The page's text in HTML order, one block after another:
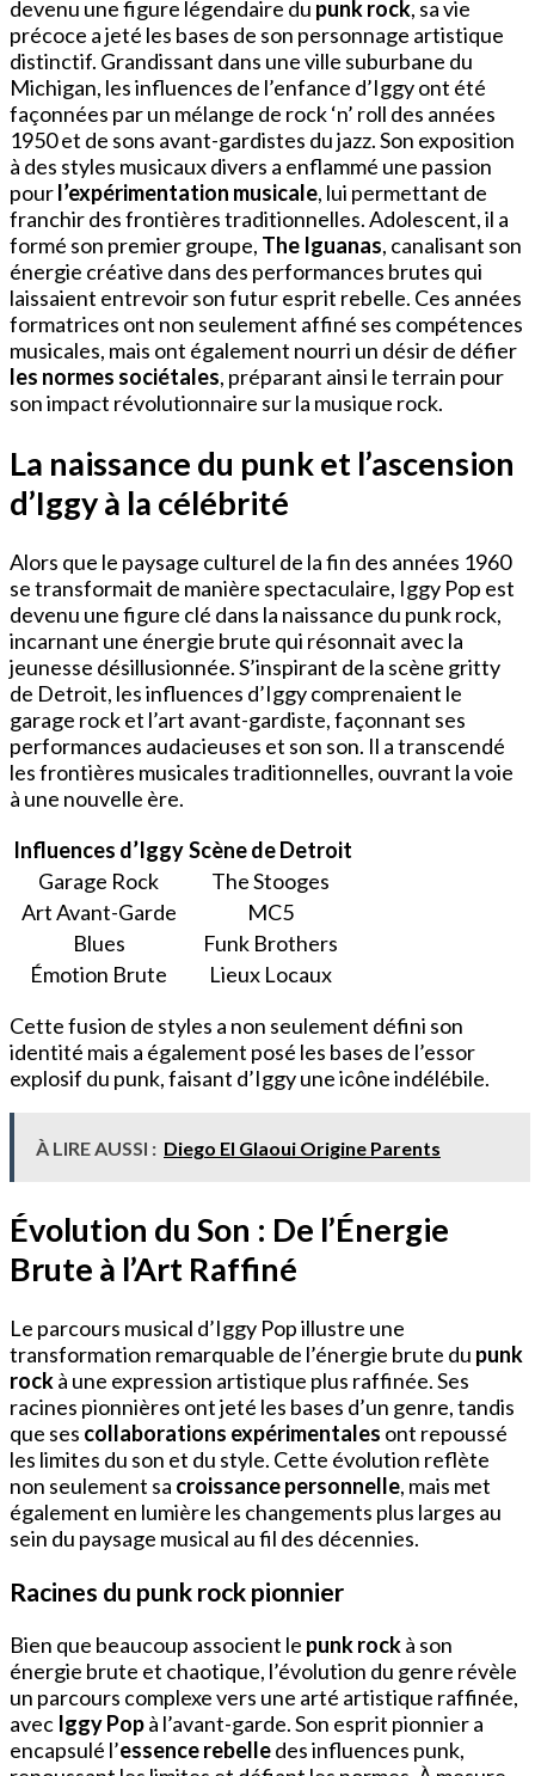
devenu une figure légendaire du punk rock, sa vie
précoce a jeté les bases de son personnage artistique
distinctif. Grandissant dans une ville suburbane du
Michigan, les influences de l’enfance d’Iggy ont été
façonnées par un mélange de rock ‘n’ roll des années
1950 et de sons avant-gardistes du jazz. Son exposition
à des styles musicaux divers a enflammé une passion
pourl’expérimentation musicale, lui permettant de
franchir des frontières traditionnelles. Adolescent, il a
formé son premier groupe, The Iguanas, canalisant son
énergie créative dans des performances brutes qui
laissaient entrevoir son futur esprit rebelle. Ces années
formatrices ont non seulement affiné ses compétences
musicales, mais ont également nourri un désir de défier
les normes sociétales, préparant ainsi le terrain pour
son impact révolutionnaire sur la musique rock.
La naissance du punk et l’ascension
d’Iggy à la célébrité
Alors que le paysage culturel de la fin des années 1960
se transformait de manière spectaculaire, Iggy Pop est
devenu une figure clé dans la naissance du punk rock,
incarnant une énergie brute qui résonnait avec la
jeunesse désillusionnée. S’inspirant de la scène gritty
de Detroit, les influences d’Iggy comprenaient le
garage rock et l’art avant-gardiste, façonnant ses
performances audacieuses et son son. Il a transcendé
les frontières musicales traditionnelles, ouvrant la voie
à une nouvelle ère.
Influences d’IggyScène de Detroit
Garage Rock
The Stooges
Art Avant-Garde
MC5
Blues
Funk Brothers
Émotion Brute
Lieux Locaux
Cette fusion de styles a non seulement défini son
identité mais a également posé les bases de l’essor
explosif du punk, faisant d’Iggy une icône indélébile.
À LIRE AUSSI : Diego El Glaoui Origine Parents
Évolution du Son : De l’Énergie
Brute à l’Art Raffiné
Le parcours musical d’Iggy Pop illustre une
transformation remarquable de l’énergie brute du punk
rockà une expression artistique plus raffinée. Ses
racines pionnières ont jeté les bases d’un genre, tandis
que ses collaborations expérimentales ont repoussé
les limites du son et du style. Cette évolution reflète
non seulement sa croissance personnelle, mais met
également en lumière les changements plus larges au
sein du paysage musical au fil des décennies.
Racines du punk rock pionnier
Bien que beaucoup associent le punk rockà son
énergie brute et chaotique, l’évolution du genre révèle
un parcours complexe vers une arté artistique raffinée,
avec Iggy Popà l’avant-garde. Son esprit pionnier a
encapsulé l’essence rebelledes influences punk,